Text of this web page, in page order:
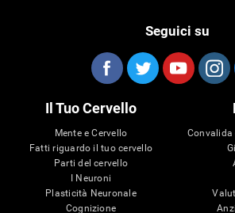
Seguici su
Il Tuo Cervello
Mente e Cervello
Fatti riguardo il tuo cervello
Parti del cervello
I Neuroni
Plasticità Neuronale
Cognizione